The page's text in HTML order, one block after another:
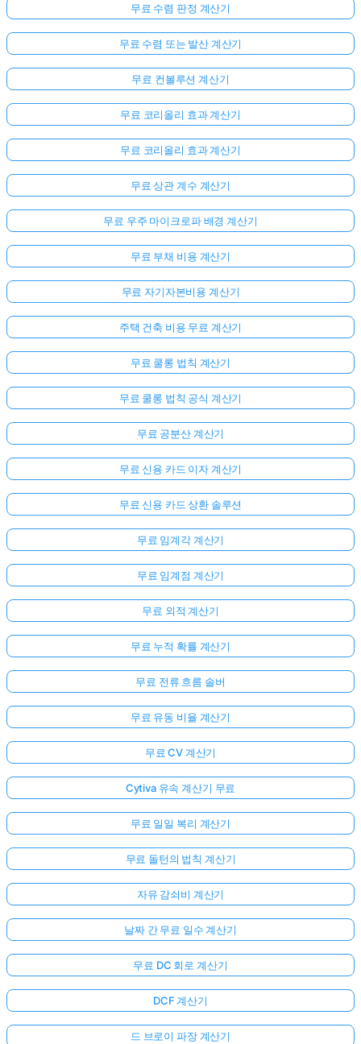
무료 수렴 판정 계산기
무료 수렴 또는 발산 계산기
무료 컨볼루션 계산기
무료 코리올리 효과 계산기
무료 코리올리 효과 계산기
무료 상관 계수 계산기
무료 우주 마이크로파 배경 계산기
무료 부채 비용 계산기
무료 자기자본비용 계산기
주택 건축 비용 무료 계산기
무료 쿨롱 법칙 계산기
무료 쿨롱 법칙 공식 계산기
무료 공분산 계산기
무료 신용 카드 이자 계산기
무료 신용 카드 상환 솔루션
무료 임계각 계산기
무료 임계점 계산기
무료 외적 계산기
무료 누적 확률 계산기
무료 전류 흐름 솔버
무료 유동 비율 계산기
무료 CV 계산기
Cytiva 유속 계산기 무료
무료 일일 복리 계산기
무료 돌턴의 법칙 계산기
자유 감쇠비 계산기
날짜 간 무료 일수 계산기
무료 DC 회로 계산기
DCF 계산기
드 브로이 파장 계산기